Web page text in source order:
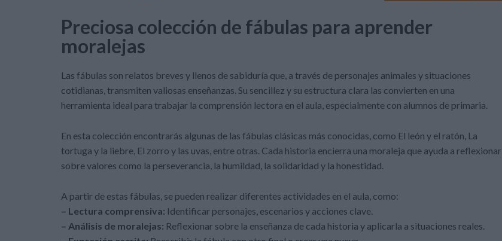
Preciosa colección de fábulas para aprender
moralejas
Las fábulas son relatos breves y llenos de sabiduría que, a través de personajes animales y situaciones
cotidianas, transmiten valiosas enseñanzas. Su sencillez y su estructura clara las convierten en una
herramienta ideal para trabajar la comprensión lectora en el aula, especialmente con alumnos de primaria.
En esta colección encontrarás algunas de las fábulas clásicas más conocidas, como El león y el ratón, La
tortuga y la liebre, El zorro y las uvas, entre otras. Cada historia encierra una moraleja que ayuda a reflexionar
sobre valores como la perseverancia, la humildad, la solidaridad y la honestidad.
A partir de estas fábulas, se pueden realizar diferentes actividades en el aula, como:
– Lectura comprensiva: Identificar personajes, escenarios y acciones clave.
– Análisis de moralejas: Reflexionar sobre la enseñanza de cada historia y aplicarla a situaciones reales.